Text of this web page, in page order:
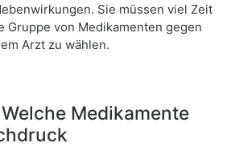
Sie müssen viel Zeit
Gruppe von Medikamenten gegen
Arzt zu wählen.
Medikamente